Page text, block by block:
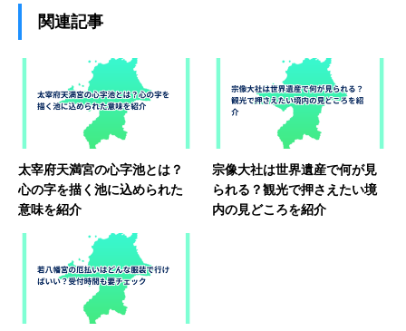
関連記事
太宰府天満宮の心字池とは？
心の字を描く池に込められた
意味を紹介
宗像大社は世界遺産で何が見
られる？観光で押さえたい境
内の見どころを紹介